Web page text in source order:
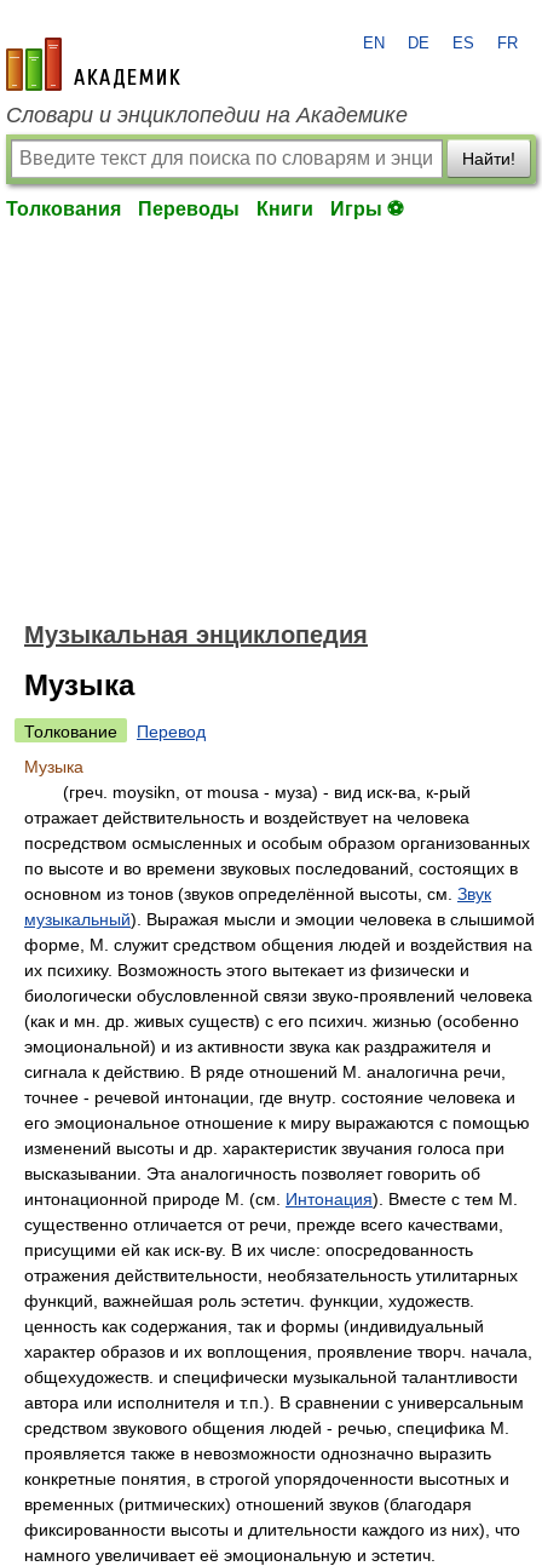
academic.ru
EN DE ES FR
Словари и энциклопедии на Академике
Найти!
Толкования Переводы Книги Игры ⚽
Музыкальная энциклопедия
Музыка
Толкование
Перевод
Музыка
(греч. moysikn, от mousa - муза) - вид иск-ва, к-рый
отражает действительность и воздействует на человека
посредством осмысленных и особым образом организованных
по высоте и во времени звуковых последований, состоящих в
основном из тонов (звуков определённой высоты, см. Звук
музыкальный). Выражая мысли и эмоции человека в слышимой
форме, М. служит средством общения людей и воздействия на
их психику. Возможность этого вытекает из физически и
биологически обусловленной связи звуко-проявлений человека
(как и мн. др. живых существ) с его психич. жизнью (особенно
эмоциональной) и из активности звука как раздражителя и
сигнала к действию. В ряде отношений М. аналогична речи,
точнее - речевой интонации, где внутр. состояние человека и
его эмоциональное отношение к миру выражаются с помощью
изменений высоты и др. характеристик звучания голоса при
высказывании. Эта аналогичность позволяет говорить об
интонационной природе М. (см. Интонация). Вместе с тем М.
существенно отличается от речи, прежде всего качествами,
присущими ей как иск-ву. В их числе: опосредованность
отражения действительности, необязательность утилитарных
функций, важнейшая роль эстетич. функции, художеств.
ценность как содержания, так и формы (индивидуальный
характер образов и их воплощения, проявление творч. начала,
общехудожеств. и специфически музыкальной талантливости
автора или исполнителя и т.п.). В сравнении с универсальным
средством звукового общения людей - речью, специфика М.
проявляется также в невозможности однозначно выразить
конкретные понятия, в строгой упорядоченности высотных и
временных (ритмических) отношений звуков (благодаря
фиксированности высоты и длительности каждого из них), что
намного увеличивает её эмоциональную и эстетич.